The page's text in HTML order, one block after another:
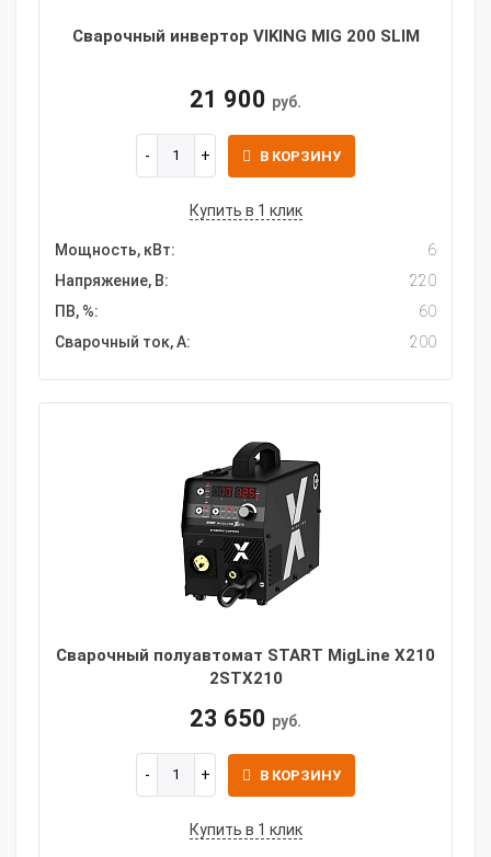
Сварочный инвертор VIKING MIG 200 SLIM
21 900 руб.
В КОРЗИНУ
Купить в 1 клик
Мощность, кВт:
6
Напряжение, В:
220
ПВ, %:
60
Сварочный ток, А:
200
Сварочный полуавтомат START MigLine X210
2STX210
23 650 руб.
В КОРЗИНУ
Купить в 1 клик